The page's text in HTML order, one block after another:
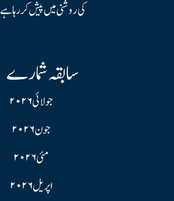
کی روشنی میں پیش کر رہا ہے
سابقہ شمارے
جولائی ۲۰۲۶
جون ۲۰۲۶
مئی ۲۰۲۶
اپریل ۲۰۲۶